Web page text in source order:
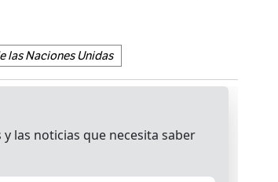
las Naciones Unidas